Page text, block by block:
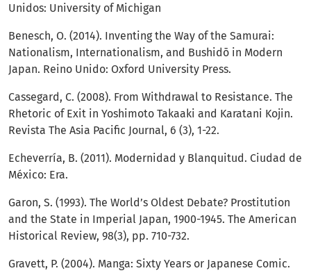
Unidos: University of Michigan
Benesch, O. (2014). Inventing the Way of the Samurai:
Nationalism, Internationalism, and Bushidō in Modern
Japan. Reino Unido: Oxford University Press.
Cassegard, C. (2008). From Withdrawal to Resistance. The
Rhetoric of Exit in Yoshimoto Takaaki and Karatani Kojin.
Revista The Asia Pacific Journal, 6 (3), 1-22.
Echeverría, B. (2011). Modernidad y Blanquitud. Ciudad de
México: Era.
Garon, S. (1993). The World’s Oldest Debate? Prostitution
and the State in Imperial Japan, 1900-1945. The American
Historical Review, 98(3), pp. 710-732.
Gravett, P. (2004). Manga: Sixty Years or Japanese Comic.